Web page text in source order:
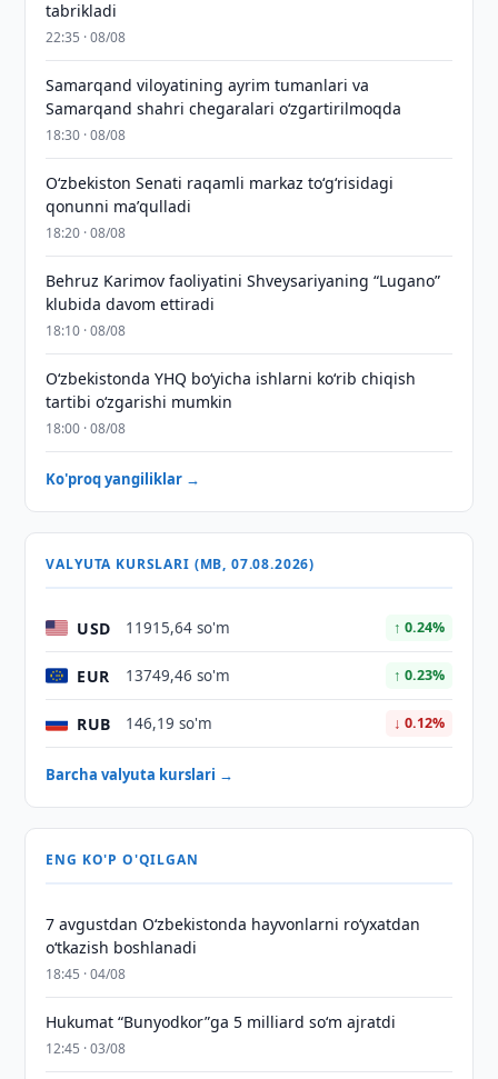
tabrikladi
22:35 · 08/08
Samarqand viloyatining ayrim tumanlari va
Samarqand shahri chegaralari oʻzgartirilmoqda
18:30 · 08/08
Oʻzbekiston Senati raqamli markaz toʻgʻrisidagi
qonunni maʼqulladi
18:20 · 08/08
Behruz Karimov faoliyatini Shveysariyaning “Lugano”
klubida davom ettiradi
18:10 · 08/08
O‘zbekistonda YHQ bo‘yicha ishlarni ko‘rib chiqish
tartibi o‘zgarishi mumkin
18:00 · 08/08
Ko'proq yangiliklar →
VALYUTA KURSLARI (MB, 07.08.2026)
USD 11915,64 so'm ↑ 0.24%
EUR 13749,46 so'm ↑ 0.23%
RUB 146,19 so'm ↓ 0.12%
Barcha valyuta kurslari →
ENG KO'P O'QILGAN
7 avgustdan O‘zbekistonda hayvonlarni ro‘yxatdan
o‘tkazish boshlanadi
18:45 · 04/08
Hukumat “Bunyodkor”ga 5 milliard so‘m ajratdi
12:45 · 03/08